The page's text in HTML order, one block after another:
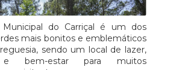
do Carriçal é um dos
mais bonitos e emblemáticos
sendo um local de lazer,
e bem-estar para muitos